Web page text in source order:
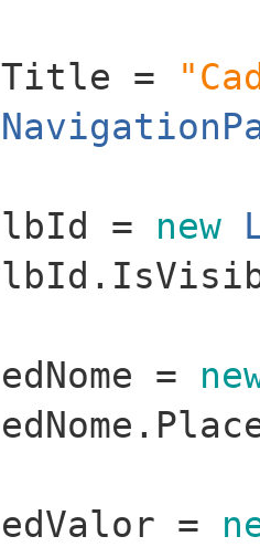
Title =
lbId = new
edNome =
edValor =